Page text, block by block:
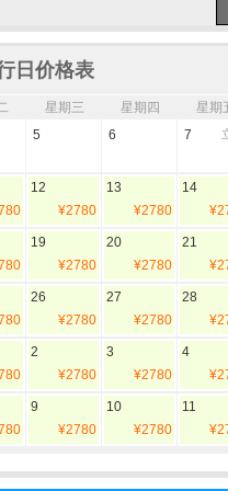
日价格表
星期三 星期四 星期
5 6 7
12
¥2780
13
¥2780
14
19
¥2780
20
¥2780
21
26
¥2780
27
¥2780
28
2
¥2780
3
¥2780
4
9
¥2780
10
¥2780
11